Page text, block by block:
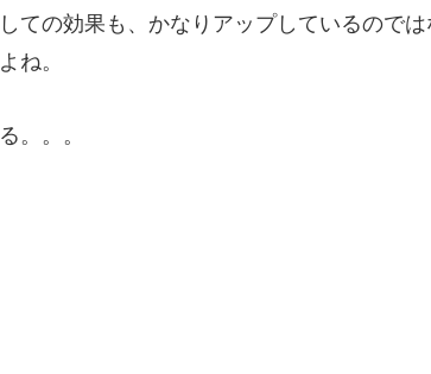
ての効果も、かなりアップしているので
ね。
。。。